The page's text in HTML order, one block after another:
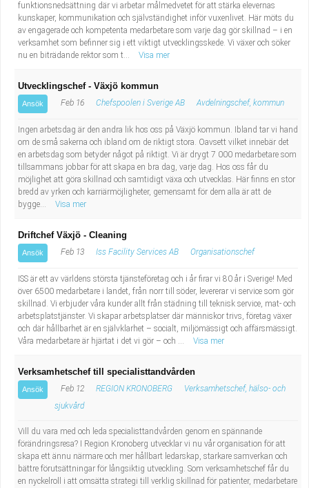
funktionsnedsättning där vi arbetar målmedvetet för att stärka elevernas
kunskaper, kommunikation och självständighet inför vuxenlivet. Här möts du
av engagerade och kompetenta medarbetare som varje dag gör skillnad – i en
verksamhet som befinner sig i ett viktigt utvecklingsskede. Vi växer och söker
nu en biträdande rektor som t...
Visa mer
Utvecklingschef - Växjö kommun
Ansök Feb 16 Chefspoolen i Sverige AB Avdelningschef, kommun
Ingen arbetsdag är den andra lik hos oss på Växjö kommun. Ibland tar vi hand
om de små sakerna och ibland om de riktigt stora. Oavsett vilket innebär det
en arbetsdag som betyder något på riktigt. Vi är drygt 7 000 medarbetare som
tillsammans jobbar för att skapa en bra dag, varje dag. Hos oss får du
möjlighet att göra skillnad och samtidigt växa och utvecklas. Här finns en stor
bredd av yrken och karriärmöjligheter, gemensamt för dem alla är att de
bygge...
Visa mer
Driftchef Växjö - Cleaning
Ansök Feb 13 Iss Facility Services AB Organisationschef
ISS är ett av världens största tjänsteföretag och i år firar vi 80 år i Sverige! Med
över 6500 medarbetare i landet, från norr till söder, levererar vi service som gör
skillnad. Vi erbjuder våra kunder allt från städning till teknisk service, mat- och
arbetsplatstjänster. Vi skapar arbetsplatser där människor trivs, företag växer
och där hållbarhet är en självklarhet – socialt, miljömässigt och affärsmässigt.
Våra medarbetare är hjärtat i det vi gör – och ...
Visa mer
Verksamhetschef till specialisttandvården
Ansök Feb 12 REGION KRONOBERG
Verksamhetschef, hälso- och
sjukvård
Vill du vara med och leda specialisttandvården genom en spännande
förändringsresa? I Region Kronoberg utvecklar vi nu vår organisation för att
skapa ett ännu närmare och mer hållbart ledarskap, starkare samverkan och
bättre förutsättningar för långsiktig utveckling. Som verksamhetschef får du
en nyckelroll i att omsätta strategi till verklig skillnad för patienter, medarbetare